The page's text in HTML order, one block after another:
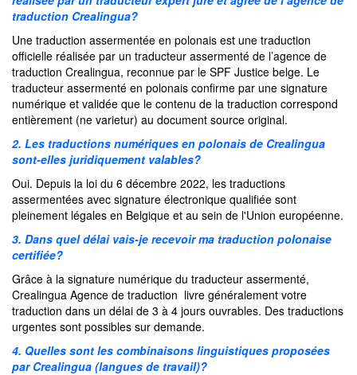
traduction Crealingua?
Une traduction assermentée en polonais est une traduction
officielle réalisée par un traducteur assermenté de l’agence de
traduction Crealingua, reconnue par le SPF Justice belge. Le
traducteur assermenté en polonais confirme par une signature
numérique et validée que le contenu de la traduction correspond
entièrement (ne varietur) au document source original.
2. Les traductions numériques en polonais de Crealingua
sont-elles juridiquement valables?
Oui. Depuis la loi du 6 décembre 2022, les traductions
assermentées avec signature électronique qualifiée sont
pleinement légales en Belgique et au sein de l'Union européenne.
3. Dans quel délai vais-je recevoir ma traduction polonaise
certifiée?
Grâce à la signature numérique du traducteur assermenté,
Crealingua Agence de traduction livre généralement votre
traduction dans un délai de 3 à 4 jours ouvrables. Des traductions
urgentes sont possibles sur demande.
4. Quelles sont les combinaisons linguistiques proposées
par Crealingua (langues de travail)?